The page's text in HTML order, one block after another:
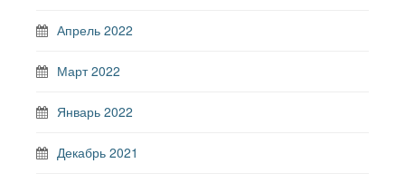
Апрель 2022
Март 2022
Январь 2022
Декабрь 2021